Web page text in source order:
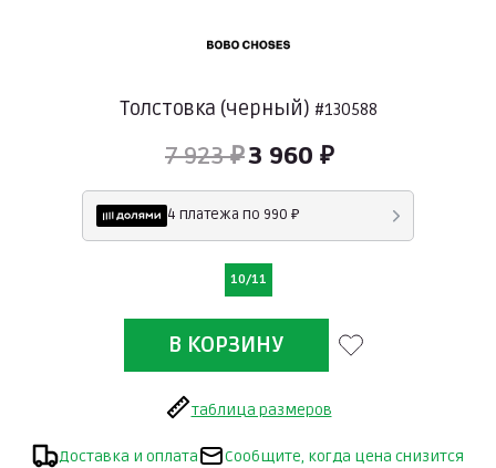
Толстовка (черный) #130588
7 923 ₽3 960 ₽
4 платежа по 990 ₽
10/11
таблица размеров
Доставка и оплата
Сообщите, когда цена снизится